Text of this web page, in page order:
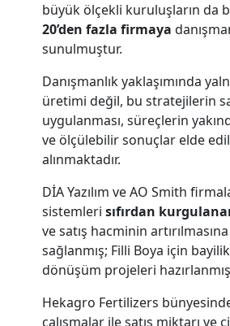
büyük ölçekli kuruluşların da
20’den fazla firmaya
sunulmuştur.
Danışmanlık yaklaşımında
üretimi değil, bu stratejilerin
uygulanması, süreçlerin
ve ölçülebilir sonuçlar elde
alınmaktadır.
DİA Yazılım ve AO Smith
sistemleri sıfırdan
ve satış hacminin
sağlanmış; Filli Boya için
dönüşüm projeleri
Hekagro Fertilizers
çalışmalar ile satış miktarı ve